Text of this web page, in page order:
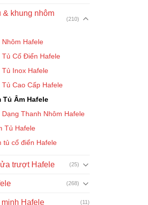
& khung nhôm
(210)
Nhôm Hafele
Tủ Cố Điển Hafele
Tủ Inox Hafele
Tủ Cao Cấp Hafele
Tủ Âm Hafele
Dạng Thanh Nhôm Hafele
Tủ Hafele
tủ cổ điển Hafele
trượt Hafele (25)
(268)
minh Hafele (11)